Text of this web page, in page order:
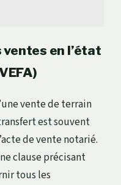
en l’état
vente de terrain
est souvent
de vente notarié.
clause précisant
tous les